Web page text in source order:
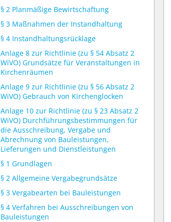
§ 2 Planmäßige Bewirtschaftung
§ 3 Maßnahmen der Instandhaltung
§ 4 Instandhaltungsrücklage
Anlage 8 zur Richtlinie (zu § 54 Absatz 2
WiVO) Grundsätze für Veranstaltungen in
Kirchenräumen
Anlage 9 zur Richtlinie (zu § 56 Absatz 2
WiVO) Gebrauch von Kirchenglocken
Anlage 10 zur Richtlinie (zu § 23 Absatz 2
WiVO) Durchführungsbestimmungen für
die Ausschreibung, Vergabe und
Abrechnung von Bauleistungen,
Lieferungen und Dienstleistungen
§ 1 Grundlagen
§ 2 Allgemeine Vergabegrundsätze
§ 3 Vergabearten bei Bauleistungen
§ 4 Verfahren bei Ausschreibungen von
Bauleistungen